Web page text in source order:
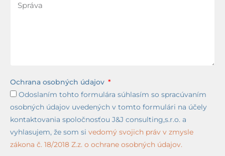
Ochrana osobných údajov
Odoslaním tohto formulára súhlasím so spracúvaním
osobných údajov uvedených v tomto formulári na účely
kontaktovania spoločnosťou J&J consulting,s.r.o. a
vyhlasujem, že som si vedomý svojich práv v zmysle
zákona č. 18/2018 Z.z. o ochrane osobných údajov.